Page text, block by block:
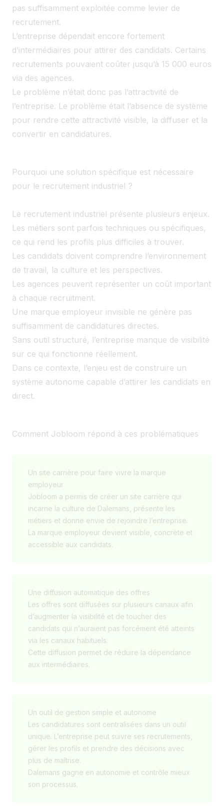
pas suffisamment exploitée comme levier de
recrutement.
L’entreprise dépendait encore fortement
d’intermédiaires pour attirer des candidats. Certains
recrutements pouvaient coûter jusqu’à 15 000 euros
via des agences.
Le problème n’était donc pas l’attractivité de
l’entreprise. Le problème était l’absence de système
pour rendre cette attractivité visible, la diffuser et la
convertir en candidatures.
Pourquoi une solution spécifique est nécessaire
pour le recrutement industriel ?
Le recrutement industriel présente plusieurs enjeux.
Les métiers sont parfois techniques ou spécifiques,
ce qui rend les profils plus difficiles à trouver.
Les candidats doivent comprendre l’environnement
de travail, la culture et les perspectives.
Les agences peuvent représenter un coût important
à chaque recruitment.
Une marque employeur invisible ne génère pas
suffisamment de candidatures directes.
Sans outil structuré, l’entreprise manque de visibilité
sur ce qui fonctionne réellement.
Dans ce contexte, l’enjeu est de construire un
système autonome capable d’attirer les candidats en
direct.
Comment Jobloom répond à ces problématiques
Un site carrière pour faire vivre la marque
employeur
Jobloom a permis de créer un site carrière qui
incarne la culture de Dalemans, présente les
métiers et donne envie de rejoindre l’entreprise.
La marque employeur devient visible, concrète et
accessible aux candidats.
Une diffusion automatique des offres
Les offres sont diffusées sur plusieurs canaux afin
d’augmenter la visibilité et de toucher des
candidats qui n’auraient pas forcément été atteints
via les canaux habituels.
Cette diffusion permet de réduire la dépendance
aux intermédiaires.
Un outil de gestion simple et autonome
Les candidatures sont centralisées dans un outil
unique. L’entreprise peut suivre ses recrutements,
gérer les profils et prendre des décisions avec
plus de maîtrise.
Dalemans gagne en autonomie et contrôle mieux
son processus.